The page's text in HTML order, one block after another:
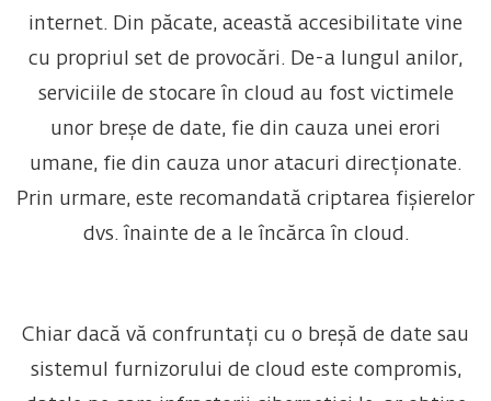
internet. Din păcate, această accesibilitate vine
cu propriul set de provocări. De-a lungul anilor,
serviciile de stocare în cloud au fost victimele
unor breșe de date, fie din cauza unei erori
umane, fie din cauza unor atacuri direcționate.
Prin urmare, este recomandată criptarea fișierelor
dvs. înainte de a le încărca în cloud.
Chiar dacă vă confruntați cu o breșă de date sau
sistemul furnizorului de cloud este compromis,